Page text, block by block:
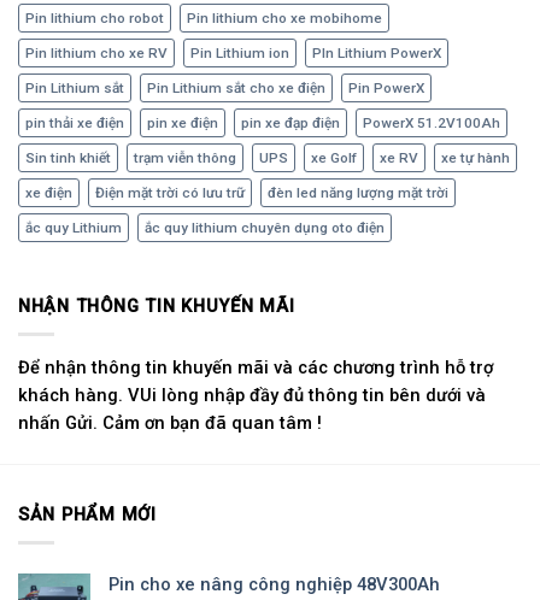
Pin lithium cho robot Pin lithium cho xe mobihome
Pin lithium cho xe RV Pin Lithium ion PIn Lithium PowerX
Pin Lithium sắt Pin Lithium sắt cho xe điện Pin PowerX
pin thải xe điện pin xe điện pin xe đạp điện PowerX 51.2V100Ah
Sin tinh khiết trạm viễn thông UPS xe Golf xe RV xe tự hành
xe điện Điện mặt trời có lưu trữ đèn led năng lượng mặt trời
ắc quy Lithium ắc quy lithium chuyên dụng oto điện
NHẬN THÔNG TIN KHUYẾN MÃI
Để nhận thông tin khuyến mãi và các chương trình hỗ trợ
khách hàng. VUi lòng nhập đầy đủ thông tin bên dưới và
nhấn Gửi. Cảm ơn bạn đã quan tâm !
SẢN PHẨM MỚI
Pin cho xe nâng công nghiệp 48V300Ah